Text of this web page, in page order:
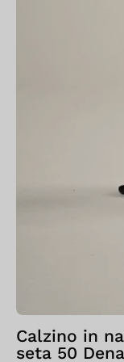
Calzino in
seta 50